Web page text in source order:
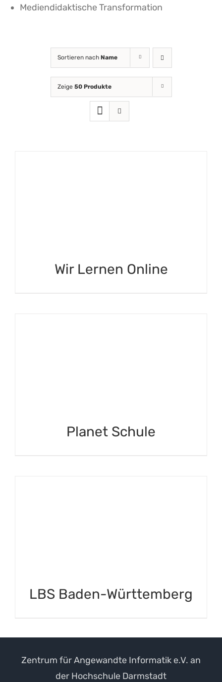
Mediendidaktische Transformation
Sortieren nach Name
Zeige 50 Produkte
Wir Lernen Online
Planet Schule
LBS Baden-Württemberg
Zentrum für Angewandte Informatik e.V. an
der Hochschule Darmstadt